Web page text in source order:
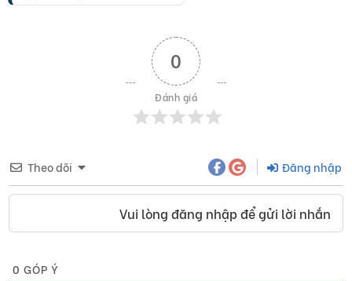
0
Đánh giá
Theo dõi Đăng nhập
Vui lòng đăng nhập để gửi lời nhắn
0 GÓP Ý